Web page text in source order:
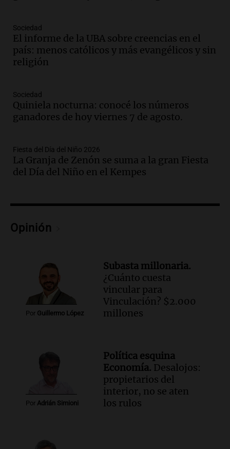
Episodios
Audio. La justicia reconoce al COVID
como enfermedad laboral tras la muerte
de un docente
Audio. Aumento de tarifas de luz en San
Luis a partir de agosto por nueva
regulación de la energía
Episodios
Audio.Gabriela Irrazábal: “Un 35,5% de
la población del país fue a templos a
Episodios
Audio.
sobre la muerte del kitesurfista en
Episodios
Audio.
José Roccuzzo, cortes de carne y
compras de Antonella: bromas en
Rosario.
compras de Antonella: bromas en
Rosario.
Viva la Radio Rosario
Episodios
Audio.Luciano Cáceres llega a Córdoba a
Amamos Argentina
Sociedad
El informe de la UBA sobre creencias en el
país: menos católicos y más evangélicos y sin
religión
Sociedad
Quiniela nocturna: conocé los números
ganadores de hoy viernes 7 de agosto.
Fiesta del Día del Niño 2026
La Granja de Zenón se suma a la gran Fiesta
del Día del Niño en el Kempes
Opinión
Por Guillermo López
Subasta millonaria.
¿Cuánto cuesta
vincular para
Vinculación? $2.000
millones
Por Adrián Simioni
Política esquina
Economía. Desalojos:
propietarios del
interior, no se aten
los rulos